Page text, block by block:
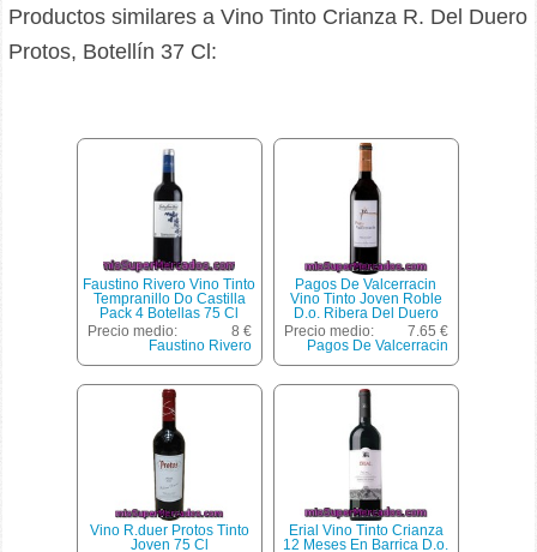
Productos similares a Vino Tinto Crianza R. Del Duero
Protos, Botellín 37 Cl:
Faustino Rivero Vino Tinto
Tempranillo Do Castilla
Pack 4 Botellas 75 Cl
Precio medio:
8 €
Faustino Rivero
Pagos De Valcerracin
Vino Tinto Joven Roble
D.o. Ribera Del Duero
Botella 75 Cl
Precio medio:
7.65 €
Pagos De Valcerracin
Vino R.duer Protos Tinto
Joven 75 Cl
Erial Vino Tinto Crianza
12 Meses En Barrica D.o.